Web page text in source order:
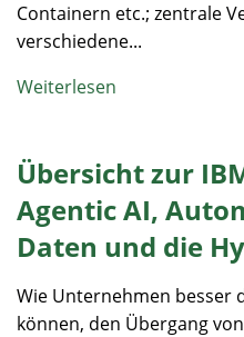
Containern etc.; zentrale
verschiedene...
Weiterlesen
Übersicht zur
Agentic AI,
Daten und die
Wie Unternehmen besser
können, den Übergang